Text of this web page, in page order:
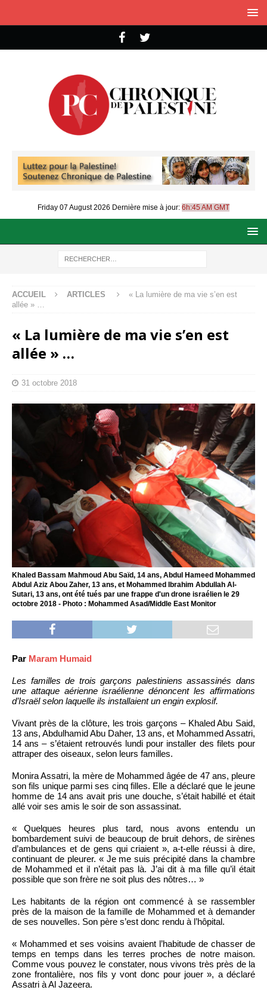
Friday 07 August 2026 Dernière mise à jour: 6h:45 AM GMT
ACCUEIL ARTICLES
« La lumière de ma vie s’en est
allée » …
« La lumière de ma vie s’en est
allée » …
31 octobre 2018
Khaled Bassam Mahmoud Abu Saïd, 14 ans, Abdul Hameed Mohammed
Abdul Aziz Abou Zaher, 13 ans, et Mohammed Ibrahim Abdullah Al-
Sutari, 13 ans, ont été tués par une frappe d'un drone israélien le 29
octobre 2018 - Photo : Mohammed Asad/Middle East Monitor
Par Maram Humaid
Les familles de trois garçons palestiniens assassinés dans
une attaque aérienne israélienne dénoncent les affirmations
d’Israël selon laquelle ils installaient un engin explosif.
Vivant près de la clôture, les trois garçons – Khaled Abu Said,
13 ans, Abdulhamid Abu Daher, 13 ans, et Mohammed Assatri,
14 ans – s’étaient retrouvés lundi pour installer des filets pour
attraper des oiseaux, selon leurs familles.
Monira Assatri, la mère de Mohammed âgée de 47 ans, pleure
son fils unique parmi ses cinq filles. Elle a déclaré que le jeune
homme de 14 ans avait pris une douche, s’était habillé et était
allé voir ses amis le soir de son assassinat.
« Quelques heures plus tard, nous avons entendu un
bombardement suivi de beaucoup de bruit dehors, de sirènes
d’ambulances et de gens qui criaient », a-t-elle réussi à dire,
continuant de pleurer. « Je me suis précipité dans la chambre
de Mohammed et il n’était pas là. J’ai dit à ma fille qu’il était
possible que son frère ne soit plus des nôtres… »
Les habitants de la région ont commencé à se rassembler
près de la maison de la famille de Mohammed et à demander
de ses nouvelles. Son père s’est donc rendu à l’hôpital.
« Mohammed et ses voisins avaient l’habitude de chasser de
temps en temps dans les terres proches de notre maison.
Comme vous pouvez le constater, nous vivons très près de la
zone frontalière, nos fils y vont donc pour jouer », a déclaré
Assatri à Al Jazeera.